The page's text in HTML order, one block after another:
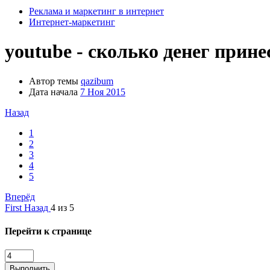
Реклама и маркетинг в интернет
Интернет-маркетинг
youtube - сколько денег
Автор темы qazibum
Дата начала 7 Ноя 2015
Назад
1
2
3
4
5
Вперёд
First Назад 4 из 5
Перейти к странице